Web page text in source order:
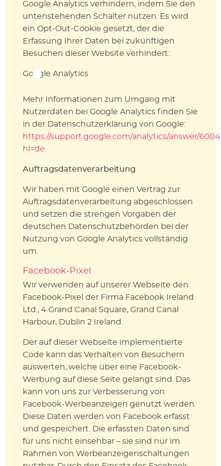
Google Analytics verhindern, indem Sie den
untenstehenden Schalter nutzen. Es wird
ein Opt-Out-Cookie gesetzt, der die
Erfassung Ihrer Daten bei zukünftigen
Besuchen dieser Website verhindert:
Google Analytics
Mehr Informationen zum Umgang mit
Nutzerdaten bei Google Analytics finden Sie
in der Datenschutzerklärung von Google:
https://support.google.com/analytics/answer/
hl=de
Auftragsdatenverarbeitung
Wir haben mit Google einen Vertrag zur
Auftragsdatenverarbeitung abgeschlossen
und setzen die strengen Vorgaben der
deutschen Datenschutzbehörden bei der
Nutzung von Google Analytics vollständig
um.
Facebook-Pixel
Wir verwenden auf unserer Webseite den
Facebook-Pixel der Firma Facebook Ireland
Ltd., 4 Grand Canal Square, Grand Canal
Harbour, Dublin 2 Ireland.
Der auf dieser Webseite implementierte
Code kann das Verhalten von Besuchern
auswerten, welche über eine Facebook-
Werbung auf diese Seite gelangt sind. Das
kann von uns zur Verbesserung von
Facebook-Werbeanzeigen genutzt werden.
Diese Daten werden von Facebook erfasst
und gespeichert. Die erfassten Daten sind
für uns nicht einsehbar – sie sind nur im
Rahmen von Werbeanzeigenschaltungen